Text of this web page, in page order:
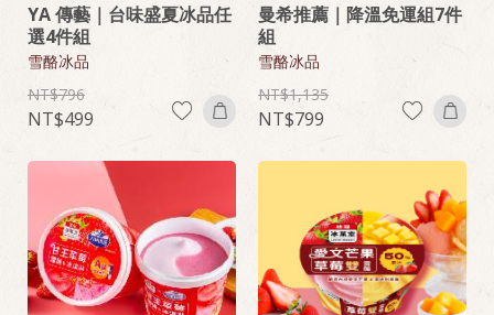
YA 傳藝｜台味盛夏冰品任
選4件組
雪酪冰品
796
499
曼希推薦｜降溫免運組7件
組
雪酪冰品
1,135
799